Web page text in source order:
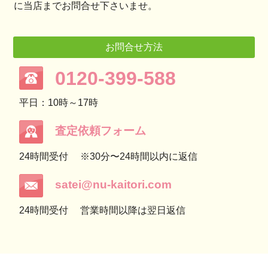
に当店までお問合せ下さいませ。
お問合せ方法
0120-399-588
平日：10時～17時
査定依頼フォーム
24時間受付 ※30分〜24時間以内に返信
satei@nu-kaitori.com
24時間受付 営業時間以降は翌日返信